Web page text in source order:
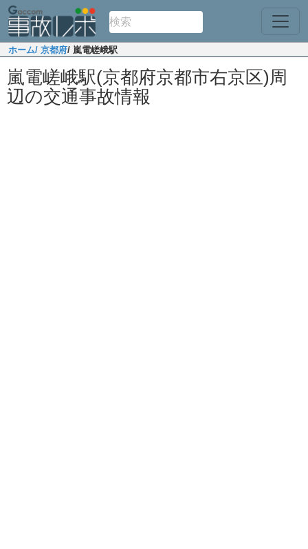
ホーム/ 京都府/ 嵐電嵯峨駅
嵐電嵯峨駅(京都府京都市右京区)周
辺の交通事故情報